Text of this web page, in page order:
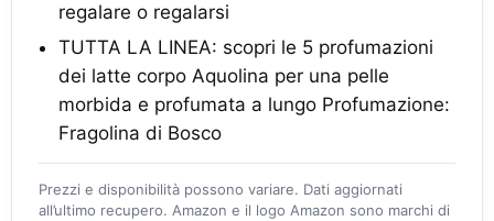
regalare o regalarsi
TUTTA LA LINEA: scopri le 5 profumazioni
dei latte corpo Aquolina per una pelle
morbida e profumata a lungo Profumazione:
Fragolina di Bosco
Prezzi e disponibilità possono variare. Dati aggiornati
all’ultimo recupero. Amazon e il logo Amazon sono marchi di